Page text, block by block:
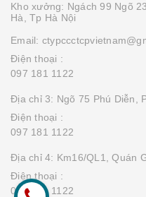
Kho xưởng: Ngách 99 Ngõ
Hà, Tp Hà Nội
Email:
Điện thoại :
097 181 1122
Địa chỉ 3: Ngõ 75 Phú Diễn,
Điện thoại :
097 181 1122
Địa chỉ 4: Km16/QL1, Quán
Điện thoại :
097 181 1122